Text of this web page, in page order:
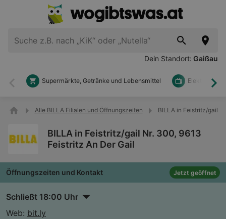
Dein Standort: Gaißau
Zurück
Supermärkte, Getränke und Lebensmittel Elektronik
Alle BILLA Filialen und Öffnungszeiten BILLA in Feistritz/gail
BILLA in Feistritz/gail Nr. 300, 9613
Feistritz An Der Gail
Öffnungszeiten und Kontakt Jetzt geöffnet
Schließt 18:00 Uhr
Web: bit.ly